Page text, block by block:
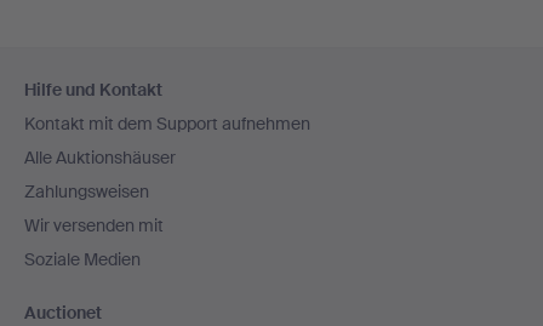
Navigation
Hilfe und Kontakt
Kontakt mit dem Support aufnehmen
Alle Auktionshäuser
Zahlungsweisen
Wir versenden mit
Soziale Medien
Auctionet